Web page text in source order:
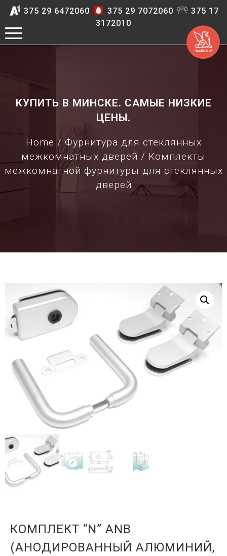
375 29 6472060 375 29 7072060
375 17
3172010
КУПИТЬ В МИНСКЕ. САМЫЕ НИЗКИЕ
ЦЕНЫ.
Home /Фурнитура для стеклянных
межкомнатных дверей / Комплекты
межкомнатной фурнитуры для стеклянных
дверей
КОМПЛЕКТ “N” ANB
(АНОДИРОВАННЫЙ АЛЮМИНИЙ,